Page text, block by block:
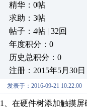
精华：0帖
求助：3帖
帖子：4帖 | 32回
年度积分：0
历史总积分：0
注册：2015年5月30日
发表于：2016-09-21 10:22:00
1、在硬件树添加触摸屏